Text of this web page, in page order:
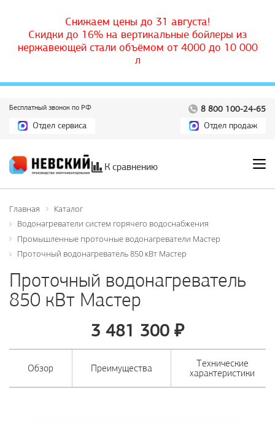
Снижаем цены до 31 августа!
Скидки до 16% на вертикальные бойлеры из
нержавеющей стали объёмом от 4000 до 10 000
л
Бесплатный звонок по РФ
8 800 100-24-65
Отдел сервиса
Отдел продаж
К сравнению
Главная
Каталог
Водонагреватели систем горячего водоснабжения
Промышленные проточные водонагреватели Мастер
Проточный водонагреватель 850 кВт Мастер
Проточный водонагреватель
850 кВт Мастер
3 481 300 ₽
Обзор Преимущества
Технические
характеристики